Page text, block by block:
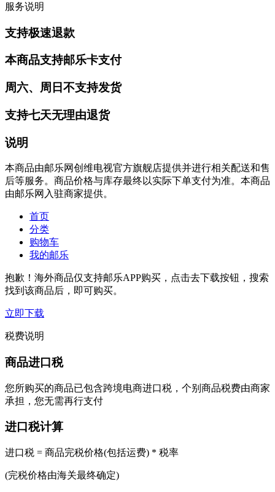
服务说明
支持极速退款
本商品支持邮乐卡支付
周六、周日不支持发货
支持七天无理由退货
说明
本商品由邮乐网创维电视官方旗舰店提供并进行相关配送和售
后等服务。商品价格与库存最终以实际下单支付为准。本商品
由邮乐网入驻商家提供。
首页
分类
购物车
我的邮乐
抱歉！海外商品仅支持邮乐APP购买，点击去下载按钮，搜索
找到该商品后，即可购买。
立即下载
税费说明
商品进口税
您所购买的商品已包含跨境电商进口税，个别商品税费由商家
承担，您无需再行支付
进口税计算
进口税 = 商品完税价格(包括运费) * 税率
(完税价格由海关最终确定)